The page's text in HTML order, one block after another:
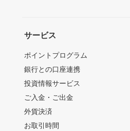
サービス
ポイントプログラム
銀行との口座連携
投資情報サービス
ご入金・ご出金
外貨決済
お取引時間